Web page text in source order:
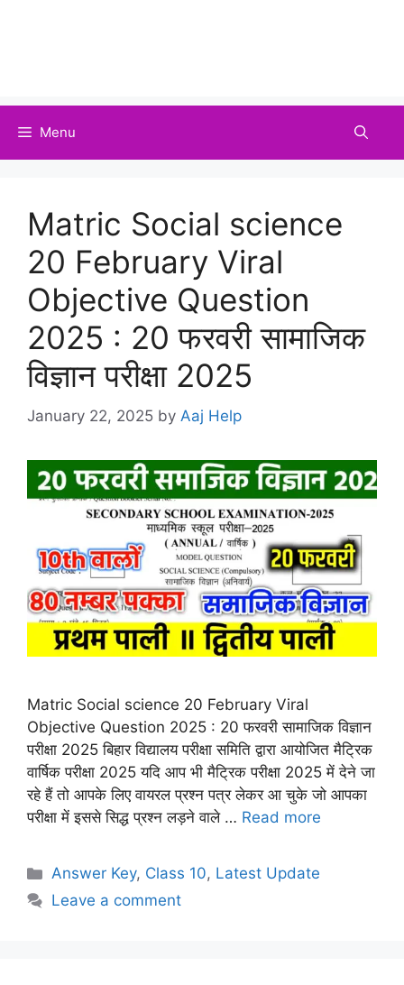
Menu
Matric Social science
20 February Viral
Objective Question
2025 : 20 फरवरी सामाजिक
विज्ञान परीक्षा 2025
January 22, 2025 by Aaj Help
Matric Social science 20 February Viral
Objective Question 2025 : 20 फरवरी सामाजिक विज्ञान
परीक्षा 2025 बिहार विद्यालय परीक्षा समिति द्वारा आयोजित मैट्रिक
वार्षिक परीक्षा 2025 यदि आप भी मैट्रिक परीक्षा 2025 में देने जा
रहे हैं तो आपके लिए वायरल प्रश्न पत्र लेकर आ चुके जो आपका
परीक्षा में इससे सिद्ध प्रश्न लड़ने वाले … Read more
Categories
Answer Key, Class 10, Latest Update
Leave a comment